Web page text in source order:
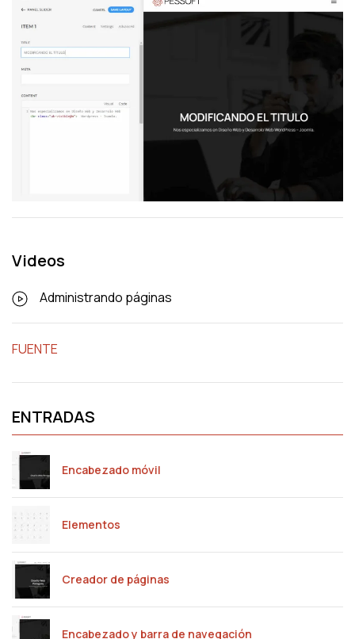
Videos
Administrando páginas
FUENTE
ENTRADAS
Encabezado móvil
Elementos
Creador de páginas
Encabezado y barra de navegación